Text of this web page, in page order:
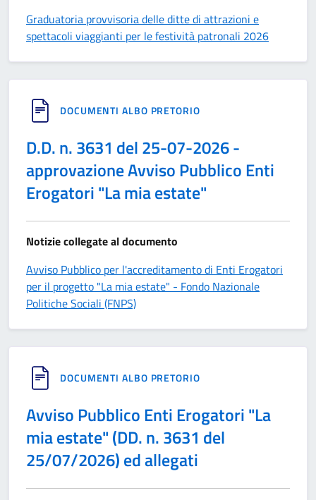
Graduatoria provvisoria delle ditte di attrazioni e
spettacoli viaggianti per le festività patronali 2026
DOCUMENTI ALBO PRETORIO
D.D. n. 3631 del 25-07-2026 -
approvazione Avviso Pubblico Enti
Erogatori "La mia estate"
Notizie collegate al documento
Avviso Pubblico per l'accreditamento di Enti Erogatori
per il progetto "La mia estate" - Fondo Nazionale
Politiche Sociali (FNPS)
DOCUMENTI ALBO PRETORIO
Avviso Pubblico Enti Erogatori "La
mia estate" (DD. n. 3631 del
25/07/2026) ed allegati